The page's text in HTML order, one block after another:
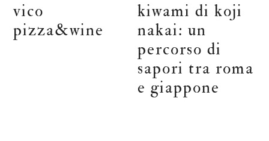
vico
pizza&wine
kiwami di koji
nakai: un
percorso di
sapori tra roma
e giappone